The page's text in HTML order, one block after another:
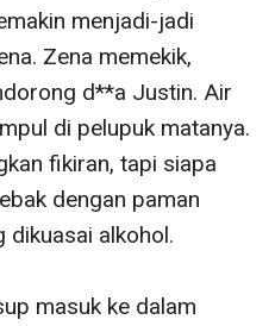
menjadi-jadi
Zena memekik,
d**a Justin. Air
di pelupuk matanya.
fikiran, tapi siapa
dengan paman
dikuasai alkohol.
masuk ke dalam